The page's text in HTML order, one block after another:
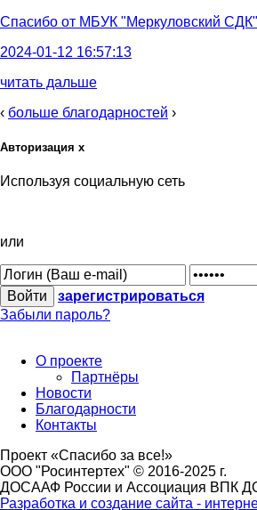
Спасибо от МБУК "Меркуловский
2024-01-12 16:57:13
читать дальше
‹ больше благодарностей ›
Авторизация x
Используя социальную сеть
или
зарегистрироваться
Забыли пароль?
О проекте
Партнёры
Новости
Благодарности
Контакты
Проект «Спасибо за все!»
ООО "Росинтертех" © 2016-2025 г.
ДОСААФ России и Ассоциация ВПК
Разработка и создание сайта -